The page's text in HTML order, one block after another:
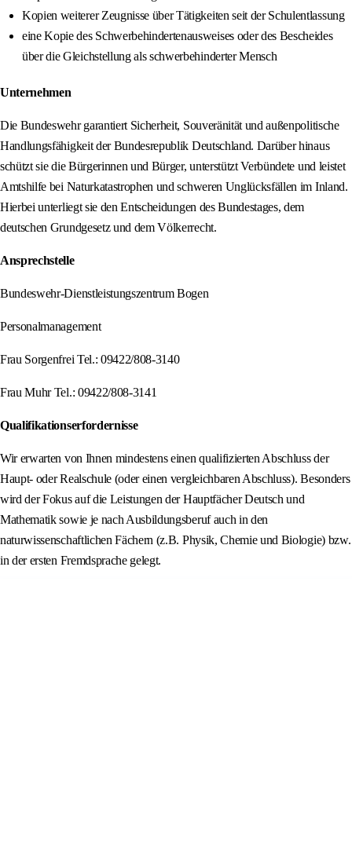
Kopien weiterer Zeugnisse über Tätigkeiten seit der Schulentlassung
eine Kopie des Schwerbehindertenausweises oder des Bescheides
über die Gleichstellung als schwerbehinderter Mensch
Unternehmen
Die Bundeswehr garantiert Sicherheit, Souveränität und außenpolitische
Handlungsfähigkeit der Bundesrepublik Deutschland. Darüber hinaus
schützt sie die Bürgerinnen und Bürger, unterstützt Verbündete und leistet
Amtshilfe bei Naturkatastrophen und schweren Unglücksfällen im Inland.
Hierbei unterliegt sie den Entscheidungen des Bundestages, dem
deutschen Grundgesetz und dem Völkerrecht.
Ansprechstelle
Bundeswehr-Dienstleistungszentrum Bogen
Personalmanagement
Frau Sorgenfrei Tel.: 09422/808-3140
Frau Muhr Tel.: 09422/808-3141
Qualifikationserfordernisse
Wir erwarten von Ihnen mindestens einen qualifizierten Abschluss der
Haupt- oder Realschule (oder einen vergleichbaren Abschluss). Besonders
wird der Fokus auf die Leistungen der Hauptfächer Deutsch und
Mathematik sowie je nach Ausbildungsberuf auch in den
naturwissenschaftlichen Fächern (z.B. Physik, Chemie und Biologie) bzw.
in der ersten Fremdsprache gelegt.